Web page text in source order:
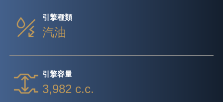
引擎種類
汽油
引擎容量
3,982 c.c.